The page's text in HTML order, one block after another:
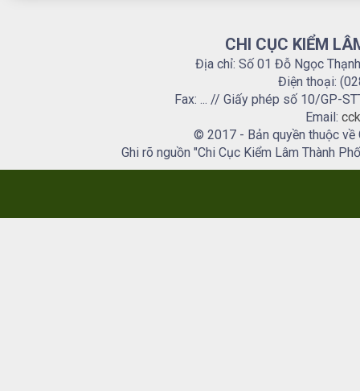
CHI CỤC KIỂM
Địa chỉ: Số 01 Đỗ Ngọc
Điện thoại:
Fax: ... // Giấy phép số 10/GP-
Email:
© 2017 - Bản quyền thuộc về
Ghi rõ nguồn "Chi Cục Kiểm Lâm Thành